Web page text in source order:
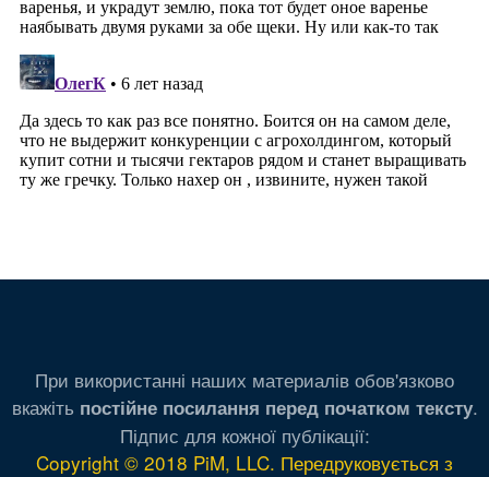
При використанні наших материалів обов'язково
вкажіть постійне посилання перед початком тексту.
Підпис для кожної публікації:
Copyright © 2018 PiM, LLC. Передруковується з